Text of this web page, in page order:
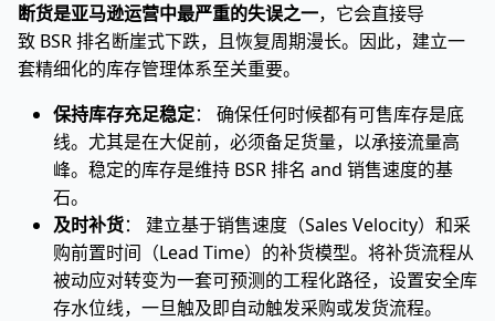
断货是亚马逊运营中最严重的失误之一，它会直接导
致 BSR 排名断崖式下跌，且恢复周期漫长。因此，建立一
套精细化的库存管理体系至关重要。
保持库存充足稳定： 确保任何时候都有可售库存是底
线。尤其是在大促前，必须备足货量，以承接流量高
峰。稳定的库存是维持 BSR 排名 and 销售速度的基
石。
及时补货： 建立基于销售速度（Sales Velocity）和采
购前置时间（Lead Time）的补货模型。将补货流程从
被动应对转变为一套可预测的工程化路径，设置安全库
存水位线，一旦触及即自动触发采购或发货流程。